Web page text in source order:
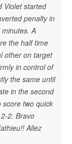
Violet started
penalty in
A
the half time
other on target
in control of
the same until
in the second
score two quick
2. Bravo
Allez